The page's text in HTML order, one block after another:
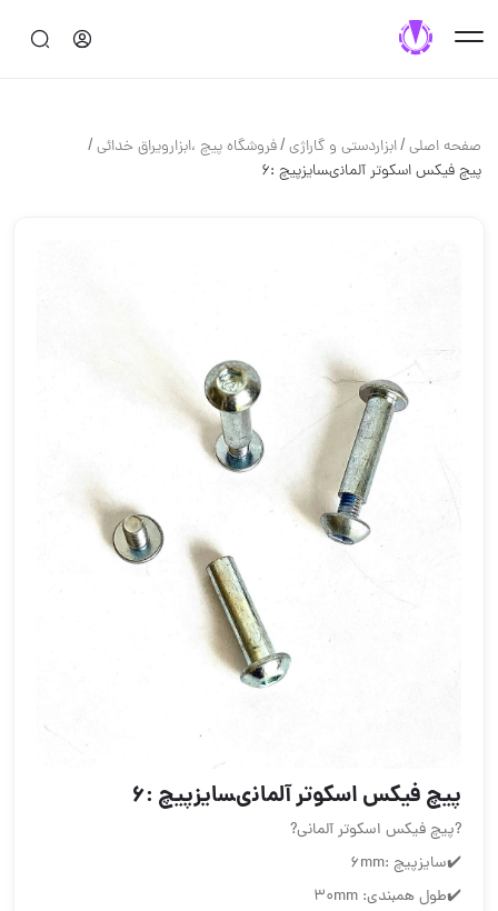
صفحه اصلی/ابزاردستی و گاراژی/فروشگاه پيچ ،ابزارويراق خدائى/
پيچ فيكس اسكوتر آلمانى️سايزپيچ :6
پيچ فيكس اسكوتر آلمانى️سايزپيچ :6
?پيچ فيكس اسكوتر آلمانى?
✔️سايزپيچ :6mm
✔️طول همبندى: 30mm